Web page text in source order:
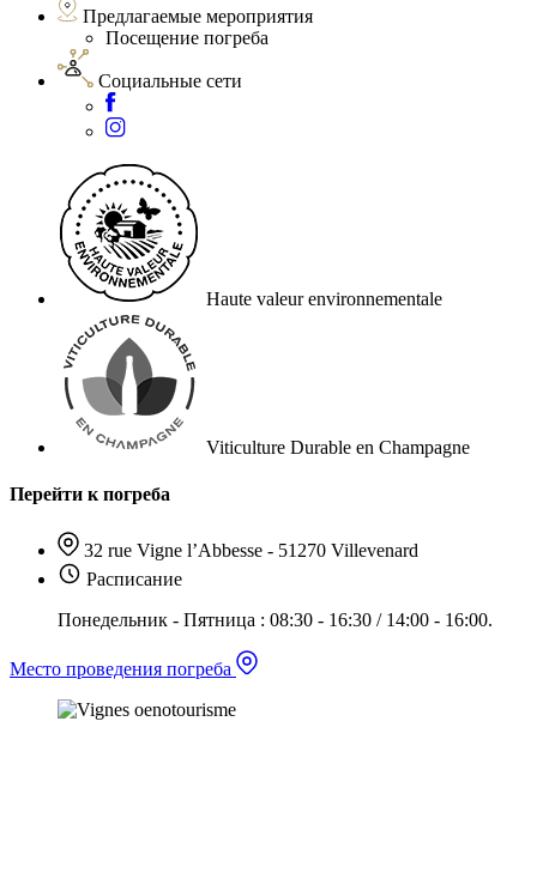
Предлагаемые мероприятия
Посещение погреба
Социальные сети
Haute valeur environnementale
Viticulture Durable en Champagne
Перейти к погреба
32 rue Vigne l’Abbesse - 51270 Villevenard
Расписание
Понедельник - Пятница : 08:30 - 16:30 / 14:00 - 16:00.
Место проведения погреба